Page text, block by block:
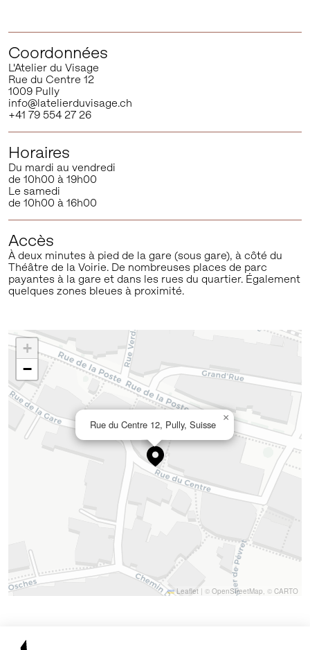
Rue du Centre 12, Pully, Suisse
×
+
−
Leaflet | © OpenStreetMap, © CARTO
Coordonnées
L'Atelier du Visage
Rue du Centre 12
1009 Pully
info@latelierduvisage.ch
+41 79 554 27 26
Horaires
Du mardi au vendredi
de 10h00 à 19h00
Le samedi
de 10h00 à 16h00
Accès
À deux minutes à pied de la gare (sous gare), à côté du
Théâtre de la Voirie. De nombreuses places de parc
payantes à la gare et dans les rues du quartier. Également
quelques zones bleues à proximité.